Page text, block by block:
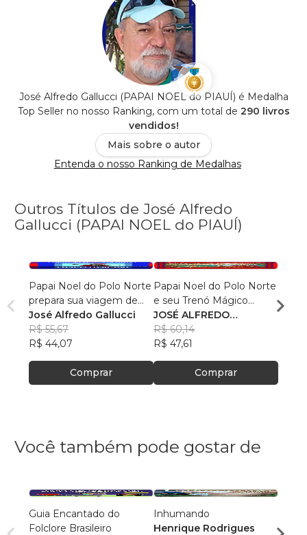
José Alfredo Gallucci (PAPAI NOEL do PIAUÍ) é Medalha
Top Seller no nosso Ranking, com um total de 290 livros
vendidos!
Mais sobre o autor
Entenda o nosso Ranking de Medalhas
Outros Títulos de José Alfredo
Gallucci (PAPAI NOEL do PIAUÍ)
Papai Noel do Polo Norte
prepara sua viagem de
Natal pelo mundo.
José Alfredo Gallucci
R$ 55,67
R$ 44,07
Comprar
Papai Noel do Polo Norte
e seu Trenó Mágico
aterrissam no Piauí
JOSÉ ALFREDO
GALLUCCI (Papai Noel
do Piauí)
R$ 60,14
R$ 47,61
Comprar
José
Você também pode gostar de
Guia Encantado do
Folclore Brasileiro
Inhumando
Henrique Rodrigues